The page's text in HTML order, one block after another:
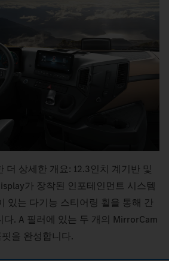
더 상세한 개요: 12.3인치 계기반 및
가 장착된 인포테인먼트 시스템
있는 다기능 스티어링 휠을 통해 간
. A 필러에 있는 두 개의 MirrorCam
을 완성합니다.